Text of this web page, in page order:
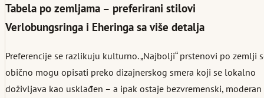
Tabela po zemljama – preferirani stilovi
Verlobungsringa i Eheringa sa više detalja
Preferencije se razlikuju kulturno. „Najbolji“ prstenovi po zemlji
obično mogu opisati preko dizajnerskog smera koji se lokalno
doživljava kao usklađen – a ipak ostaje bezvremenski, moderan